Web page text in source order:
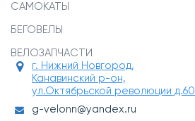
САМОКАТЫ
БЕГОВЕЛЫ
ВЕЛОЗАПЧАСТИ
г. Нижний Новгород,
Канавинский р-он,
ул.Октябрьской революции д.60
g-velonn@yandex.ru